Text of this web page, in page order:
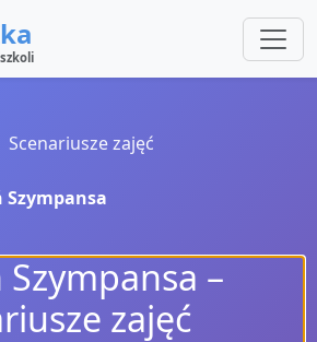
Scenariusze zajęć
Szympansa –
zajęć